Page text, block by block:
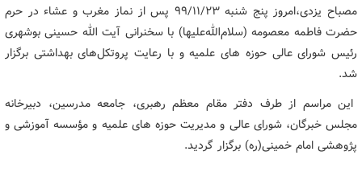
مصباح یزدی،امروز پنج شنبه ۹۹/۱۱/۲۳ پس از نماز مغرب و عشاء در حرم
حضرت فاطمه معصومه (سلام‌الله‌علیها) با سخنرانی آیت الله حسینی بوشهری
رئیس شورای عالی حوزه های علمیه و با رعایت پروتکل‌های بهداشتی برگزار
شد.
این مراسم از طرف دفتر مقام معظم رهبری، جامعه مدرسین، دبیرخانه
مجلس خبرگان، شورای عالی و مدیریت حوزه های علمیه و مؤسسه آموزشی و
پژوهشی امام خمینی(ره) برگزار گردید.